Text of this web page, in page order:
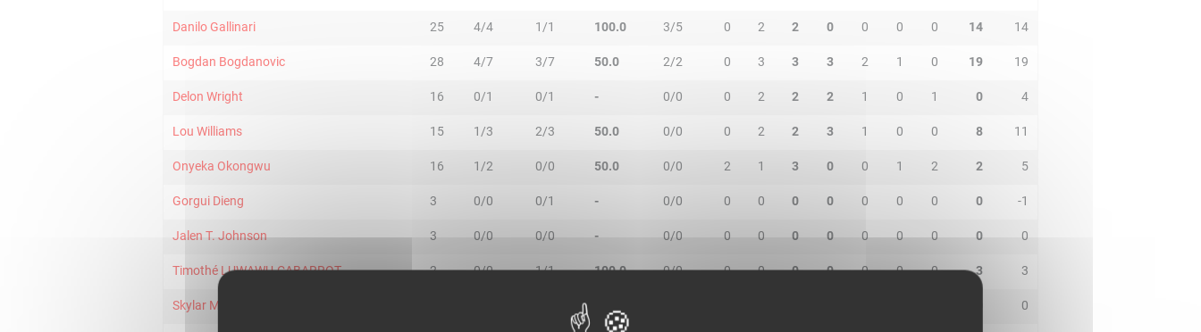
Danilo Gallinari 25 4/4 1/1 100.0 3/5 0 2 2 0 0 0 0 14 14
Bogdan Bogdanovic 28 4/7 3/7 50.0 2/2 0 3 3 3 2 1 0 19 19
Delon Wright 16 0/1 0/1 - 0/0 0 2 2 2 1 0 1 0 4
Lou Williams 15 1/3 2/3 50.0 0/0 0 2 2 3 1 0 0 8 11
Onyeka Okongwu 16 1/2 0/0 50.0 0/0 2 1 3 0 0 1 2 2 5
Gorgui Dieng 3 0/0 0/1 - 0/0 0 0 0 0 0 0 0 0 -1
Jalen T. Johnson 3 0/0 0/0 - 0/0 0 0 0 0 0 0 0 0 0
Timothé LUWAWU-CABARROT 2 0/0 1/1 100.0 0/0 0 0 0 0 0 0 0 3 3
Skylar Mays 0